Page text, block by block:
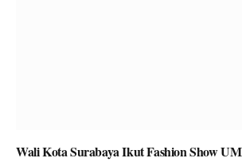
Wali Kota Surabaya Ikut Fashion Show